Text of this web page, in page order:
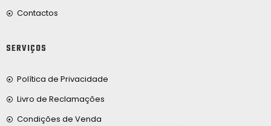
Contactos
SERVIÇOS
Política de Privacidade
Livro de Reclamações
Condições de Venda